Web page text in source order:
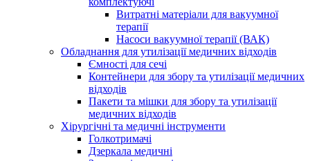
Витратні матеріали для вакуумної
терапії
Насоси вакуумної терапії (ВАК)
Обладнання для утилізації медичних відходів
Ємності для сечі
Контейнери для збору та утилізації медичних
відходів
Пакети та мішки для збору та утилізації
медичних відходів
Хірургічні та медичні інструменти
Голкотримачі
Дзеркала медичні